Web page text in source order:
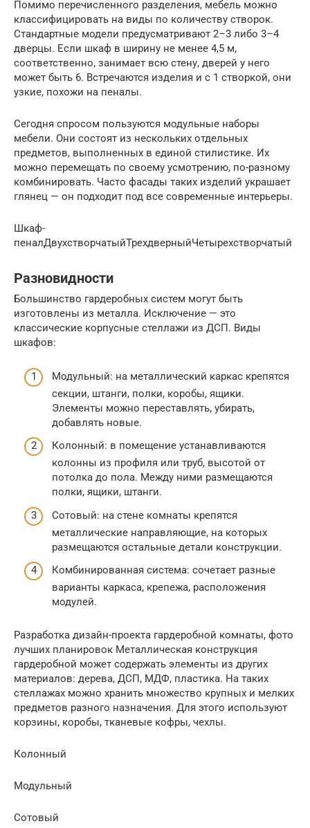
Помимо перечисленного разделения, мебель можно
классифицировать на виды по количеству створок.
Стандартные модели предусматривают 2–3 либо 3–4
дверцы. Если шкаф в ширину не менее 4,5 м,
соответственно, занимает всю стену, дверей у него
может быть 6. Встречаются изделия и с 1 створкой, они
узкие, похожи на пеналы.
Сегодня спросом пользуются модульные наборы
мебели. Они состоят из нескольких отдельных
предметов, выполненных в единой стилистике. Их
можно перемещать по своему усмотрению, по-разному
комбинировать. Часто фасады таких изделий украшает
глянец — он подходит под все современные интерьеры.
Шкаф-
пеналДвухстворчатыйТрехдверныйЧетырехстворчатый
Разновидности
Большинство гардеробных систем могут быть
изготовлены из металла. Исключение — это
классические корпусные стеллажи из ДСП. Виды
шкафов:
Модульный: на металлический каркас крепятся
секции, штанги, полки, коробы, ящики.
Элементы можно переставлять, убирать,
добавлять новые.
Колонный: в помещение устанавливаются
колонны из профиля или труб, высотой от
потолка до пола. Между ними размещаются
полки, ящики, штанги.
Сотовый: на стене комнаты крепятся
металлические направляющие, на которых
размещаются остальные детали конструкции.
Комбинированная система: сочетает разные
варианты каркаса, крепежа, расположения
модулей.
Разработка дизайн-проекта гардеробной комнаты, фото
лучших планировок Металлическая конструкция
гардеробной может содержать элементы из других
материалов: дерева, ДСП, МДФ, пластика. На таких
стеллажах можно хранить множество крупных и мелких
предметов разного назначения. Для этого используют
корзины, коробы, тканевые кофры, чехлы.
Колонный
Модульный
Сотовый